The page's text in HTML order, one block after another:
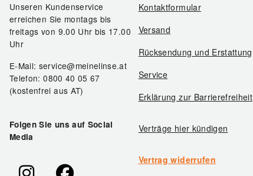
Unseren Kundenservice
erreichen Sie montags bis
freitags von 9.00 Uhr bis 17.00
Uhr
E-Mail: service@meinelinse.at
Telefon: 0800 40 05 67
(kostenfrei aus AT)
Folgen Sie uns auf Social
Media
Kontaktformular
Versand
Rücksendung und Erstattung
Service
Erklärung zur Barrierefreiheit
Verträge hier kündigen
Vertrag widerrufen